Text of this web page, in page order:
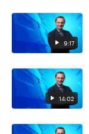
9:17
14:02